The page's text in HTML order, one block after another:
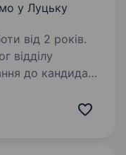
у Луцьку
від 2 років.
до кандидата